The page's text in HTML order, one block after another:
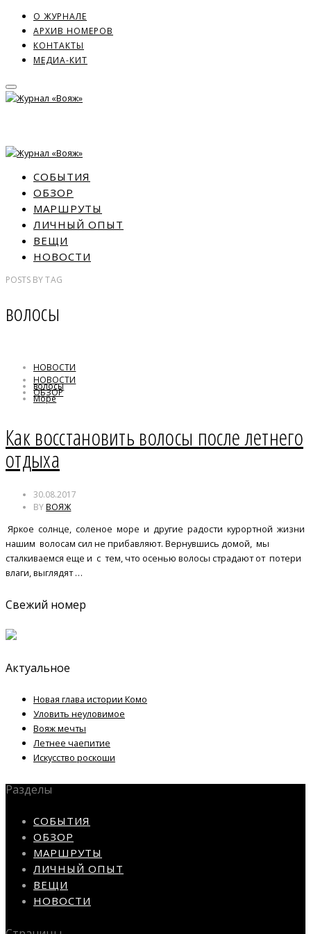
О ЖУРНАЛЕ
АРХИВ НОМЕРОВ
КОНТАКТЫ
МЕДИА-КИТ
СОБЫТИЯ
ОБЗОР
МАРШРУТЫ
ЛИЧНЫЙ ОПЫТ
ВЕЩИ
НОВОСТИ
POSTS BYTAG
волосы
НОВОСТИ
НОВОСТИ
ОБЗОР
волосы
Море
Как восстановить волосы после летнего
отдыха
30.08.2017
BYВОЯЖ
Яркое солнце, соленое море и другие радости курортной жизни
нашим волосам сил не прибавляют. Вернувшись домой, мы
сталкиваемся еще и с тем, что осенью волосы страдают от потери
влаги, выглядят …
Свежий номер
Актуальное
Новая глава истории Комо
Уловить неуловимое
Вояж мечты
Летнее чаепитие
Искусство роскоши
Разделы
СОБЫТИЯ
ОБЗОР
МАРШРУТЫ
ЛИЧНЫЙ ОПЫТ
ВЕЩИ
НОВОСТИ